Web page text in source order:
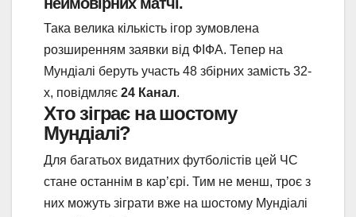
Така велика кількість ігор зумовлена
розширенням заявки від ФІФА. Тепер на
Мундіалі беруть участь 48 збірних замість 32-
х, повідмляє 24 Канал.
Хто зіграє на шостому
Мундіалі?
Для багатьох видатних футболістів цей ЧС
стане останнім в кар’єрі. Тим не менш, троє з
них можуть зіграти вже на шостому Мундіалі